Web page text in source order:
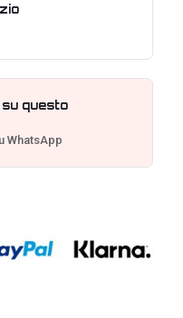
su questo
WhatsApp